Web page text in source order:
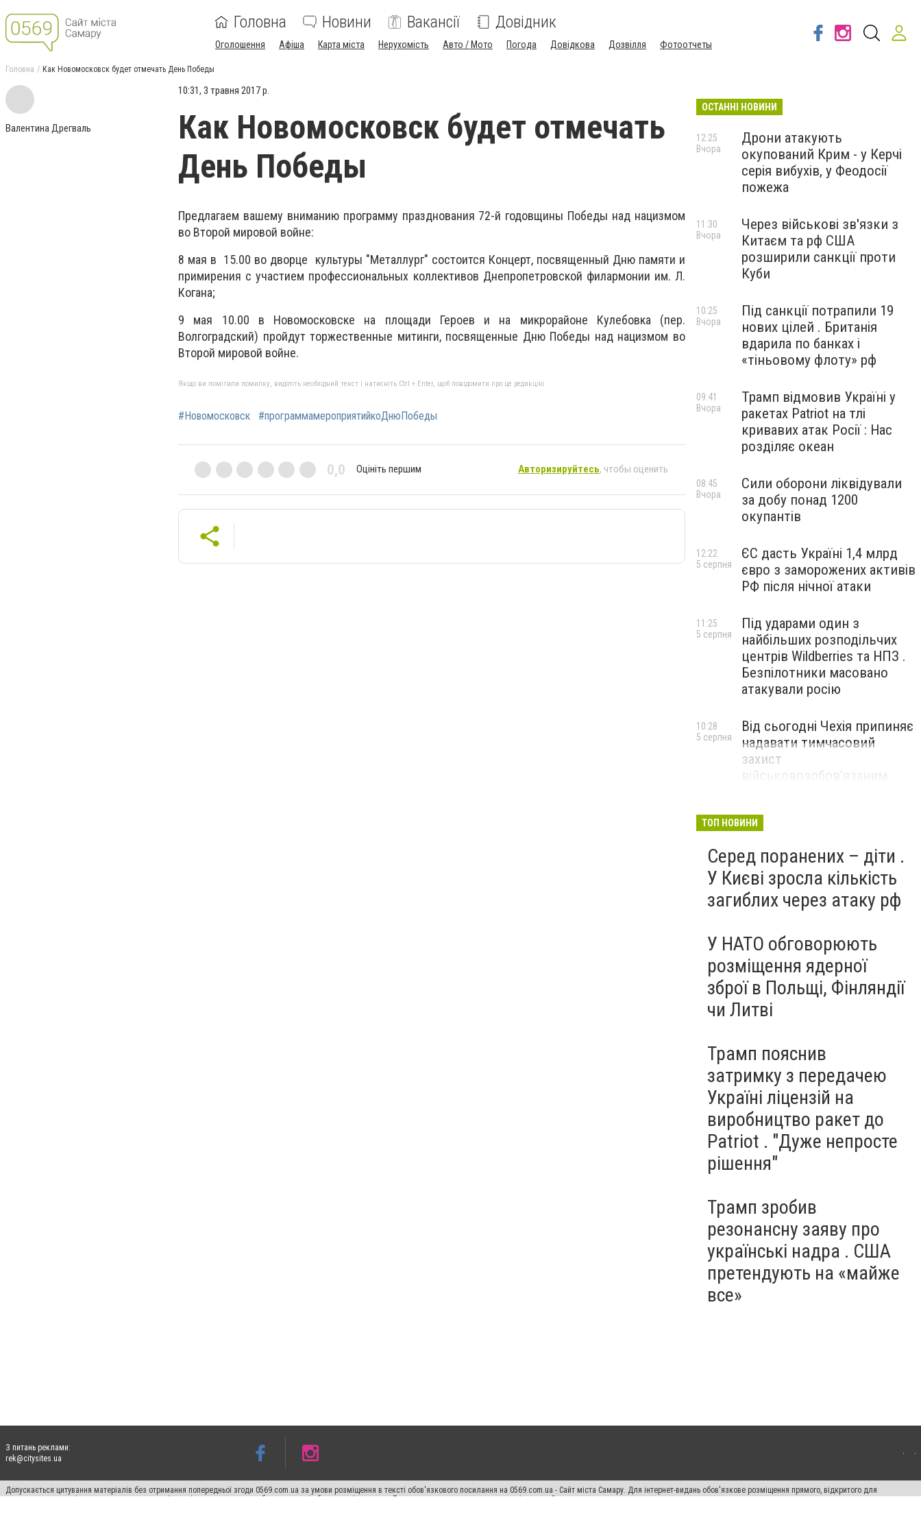
Головна Новини Вакансії Довідник
Оголошення Афіша Карта міста Нерухомість Авто / Мото Погода Довідкова Дозвілля Фотоотчеты
Головна Как Новомосковск будет отмечать День Победы
Валентина Дрегваль
10:31, 3 травня 2017 р.
Как Новомосковск будет отмечать
День Победы
Предлагаем вашему вниманию программу празднования 72-й годовщины Победы над нацизмом
во Второй мировой войне:
8 мая в 15.00 во дворце культуры "Металлург" состоится Концерт, посвященный Дню памяти и
примирения с участием профессиональных коллективов Днепропетровской филармонии им. Л.
Когана;
9 мая 10.00 в Новомосковске на площади Героев и на микрорайоне Кулебовка (пер.
Волгоградский) пройдут торжественные митинги, посвященные Дню Победы над нацизмом во
Второй мировой войне.
Якщо ви помітили помилку, виділіть необхідний текст і натисніть Ctrl + Enter, щоб повідомити про це редакцію
#Новомосковск #программамероприятийкоДнюПобеды
0,0 Оцініть першим Авторизируйтесь, чтобы оценить
ОСТАННІ НОВИНИ
Дрони атакують
окупований Крим - у Керчі
серія вибухів, у Феодосії
пожежа
12:25
Вчора
Через військові зв'язки з
Китаєм та рф США
розширили санкції проти
Куби
11:30
Вчора
Під санкції потрапили 19
нових цілей . Британія
вдарила по банках і
«тіньовому флоту» рф
10:25
Вчора
Трамп відмовив Україні у
ракетах Patriot на тлі
кривавих атак Росії : Нас
розділяє океан
09:41
Вчора
Сили оборони ліквідували
за добу понад 1200
окупантів
08:45
Вчора
ЄС дасть Україні 1,4 млрд
євро з заморожених активів
РФ після нічної атаки
12:22
5 серпня
Під ударами один з
найбільших розподільчих
центрів Wildberries та НПЗ .
Безпілотники масовано
атакували росію
11:25
5 серпня
Від сьогодні Чехія припиняє
надавати тимчасовий
захист
військовозобов’язаним
10:28
5 серпня
ТОП НОВИНИ
Серед поранених – діти .
У Києві зросла кількість
загиблих через атаку рф
У НАТО обговорюють
розміщення ядерної
зброї в Польщі, Фінляндії
чи Литві
Трамп пояснив
затримку з передачею
Україні ліцензій на
виробництво ракет до
Patriot . "Дуже непросте
рішення"
Трамп зробив
резонансну заяву про
українські надра . США
претендують на «майже
все»
З питань реклами:
rek@citysites.ua
Допускається цитування матеріалів без отримання попередньої згоди 0569.com.ua за умови розміщення в тексті обов'язкового посилання на 0569.com.ua - Сайт міста Самару. Для інтернет-видань обов'язкове розміщення прямого, відкритого для
пошукових систем гіперпосилання на цитовані статті не нижче другого абзацу в тексті або в якості джерела. Порушення виняткових прав переслідується Законом.